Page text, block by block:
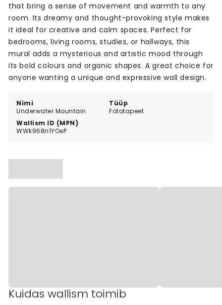
Nimi
Underwater Mountain
Tüüp
Fototapeet
Wallism ID (MPN)
WWk968n1YOeP
that bring a sense of movement and warmth to any
room. Its dreamy and thought-provoking style makes
it ideal for creative and calm spaces. Perfect for
bedrooms, living rooms, studies, or hallways, this
mural adds a mysterious and artistic mood through
its bold colours and organic shapes. A great choice for
anyone wanting a unique and expressive wall design.
Kuidas wallism toimib